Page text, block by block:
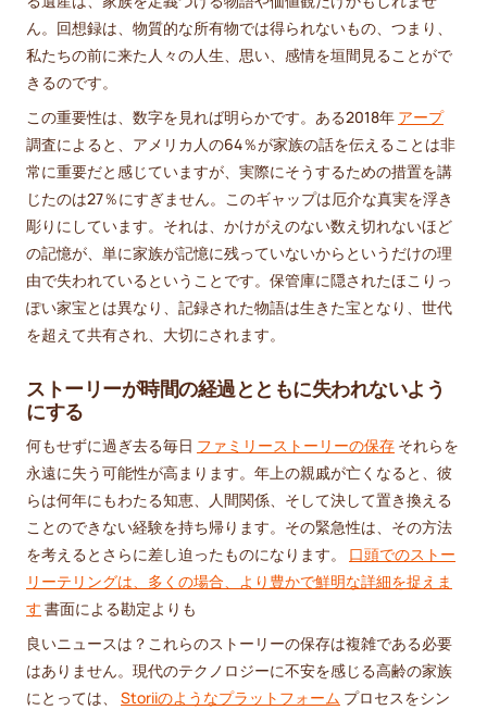
ん。回想録は、物質的な所有物では得られないもの、つまり、
私たちの前に来た人々の人生、思い、感情を垣間見ることがで
きるのです。
この重要性は、数字を見れば明らかです。ある2018年 アープ
調査によると、アメリカ人の64％が家族の話を伝えることは非
常に重要だと感じていますが、実際にそうするための措置を講
じたのは27％にすぎません。このギャップは厄介な真実を浮き
彫りにしています。それは、かけがえのない数え切れないほど
の記憶が、単に家族が記憶に残っていないからというだけの理
由で失われているということです。保管庫に隠されたほこりっ
ぽい家宝とは異なり、記録された物語は生きた宝となり、世代
を超えて共有され、大切にされます。
ストーリーが時間の経過とともに失われないよう
にする
何もせずに過ぎ去る毎日 ファミリーストーリーの保存 それらを
永遠に失う可能性が高まります。年上の親戚が亡くなると、彼
らは何年にもわたる知恵、人間関係、そして決して置き換える
ことのできない経験を持ち帰ります。その緊急性は、その方法
を考えるとさらに差し迫ったものになります。 口頭でのストー
リーテリングは、多くの場合、より豊かで鮮明な詳細を捉えま
す 書面による勘定よりも
良いニュースは？これらのストーリーの保存は複雑である必要
はありません。現代のテクノロジーに不安を感じる高齢の家族
にとっては、 Storiiのようなプラットフォーム プロセスをシン